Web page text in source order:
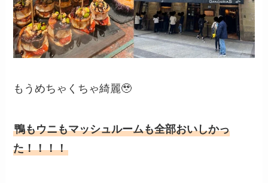
もうめちゃくちゃ綺麗🥹
鴨もウニもマッシュルームも全部おいしかっ
た！！！！